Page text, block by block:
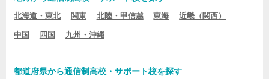
北海道・東北 関東 北陸・甲信越 東海 近畿（関西）
中国 四国 九州・沖縄
都道府県から通信制高校・サポート校を探す